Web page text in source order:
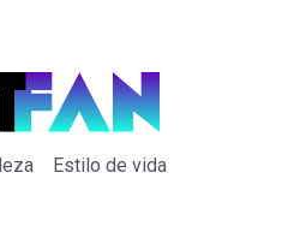
Estilo de vida